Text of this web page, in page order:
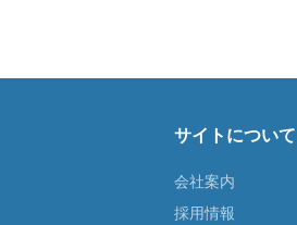
サイトについて
会社案内
採用情報